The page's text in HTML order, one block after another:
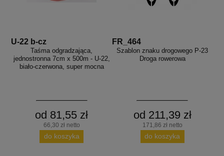
U-22 b-cz
Taśma odgradzająca,
jednostronna 7cm x 500m - U-22,
biało-czerwona, super mocna
od 81,55 zł
66,30 zł netto
do koszyka
FR_464
Szablon znaku drogowego P-23
Droga rowerowa
od 211,39 zł
171,86 zł netto
do koszyka